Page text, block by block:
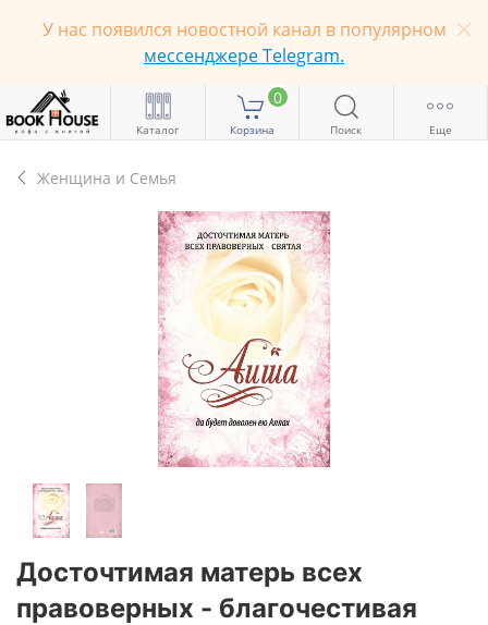
У нас появился новостной канал в популярном
мессенджере Telegram.
Каталог
0
Корзина Поиск Еще
Женщина и Семья
Досточтимая матерь всех
правоверных - благочестивая